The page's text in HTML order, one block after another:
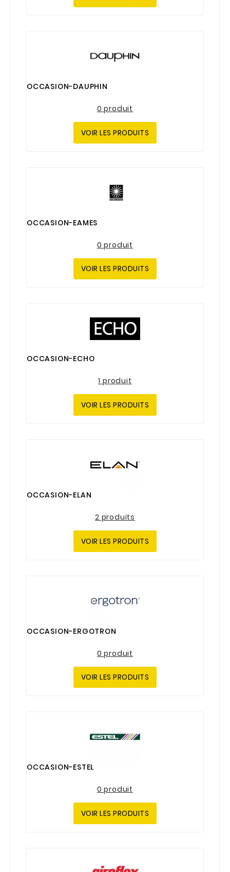
OCCASION-DAUPHIN
0 produit
VOIR LES PRODUITS
OCCASION-EAMES
0 produit
VOIR LES PRODUITS
OCCASION-ECHO
1 produit
VOIR LES PRODUITS
OCCASION-ELAN
2 produits
VOIR LES PRODUITS
OCCASION-ERGOTRON
0 produit
VOIR LES PRODUITS
OCCASION-ESTEL
0 produit
VOIR LES PRODUITS